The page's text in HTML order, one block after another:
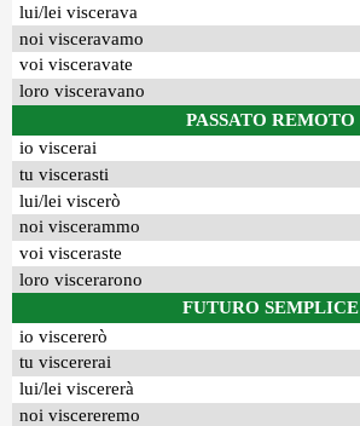
lui/lei viscerava
noi visceravamo
voi visceravate
loro visceravano
PASSATO REMOTO
io viscerai
tu viscerasti
lui/lei viscerò
noi viscerammo
voi visceraste
loro viscerarono
FUTURO SEMPLICE
io viscererò
tu viscererai
lui/lei viscererà
noi viscereremo